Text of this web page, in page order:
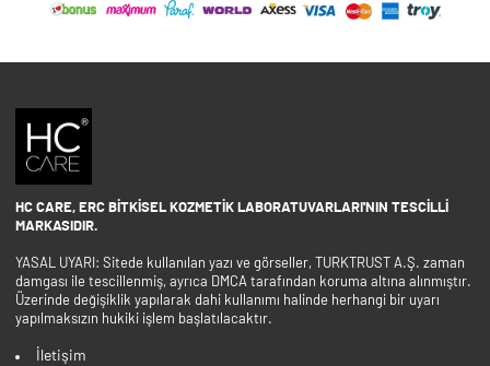
HC CARE, ERC BITKISEL KOZMETIK LABORATUVARLARI'NIN TESCILLI
MARKASIDIR.
YASAL UYARI: Sitede kullanılan yazı ve görseller, TURKTRUST A.Ş. zaman
damgası ile tescillenmiş, ayrıca DMCA tarafından koruma altına alınmıştır.
Üzerinde değişiklik yapılarak dahi kullanımı halinde herhangi bir uyarı
yapılmaksızın hukiki işlem başlatılacaktır.
İletişim